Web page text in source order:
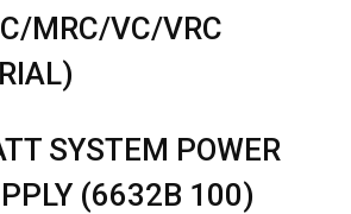
MRC/VC/VRC
SYSTEM POWER
(6632B 100)